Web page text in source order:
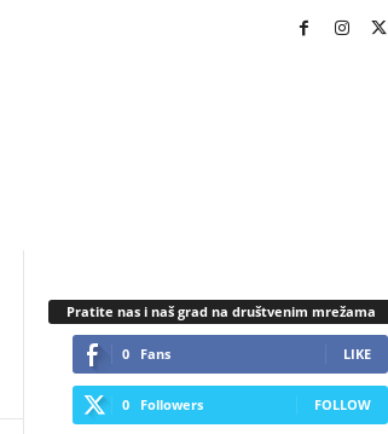
Pratite nas i naš grad na društvenim mrežama
0 Fans LIKE
0 Followers FOLLOW